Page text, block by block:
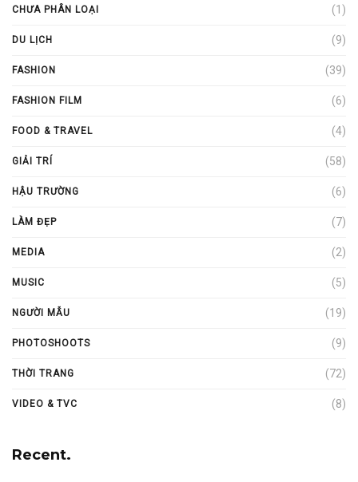
CHƯA PHÂN LOẠI (1)
DU LỊCH (9)
FASHION (39)
FASHION FILM (6)
FOOD & TRAVEL (4)
GIẢI TRÍ (58)
HẬU TRƯỜNG (6)
LÀM ĐẸP (7)
MEDIA (2)
MUSIC (5)
NGƯỜI MẪU (19)
PHOTOSHOOTS (9)
THỜI TRANG (72)
VIDEO & TVC (8)
Recent.